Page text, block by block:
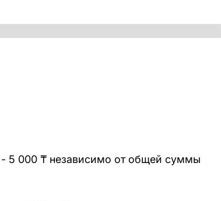
5 000 ₸ независимо от общей суммы